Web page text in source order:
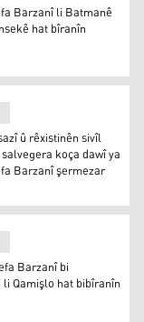
hat
Barzanî li Batmanê
hat bîranîn
li ser salvegera
û rêxistinên sivîl
koça dawî ya
Barzanî şermezar
Barzanî bi
Qamişlo hat bibîranîn